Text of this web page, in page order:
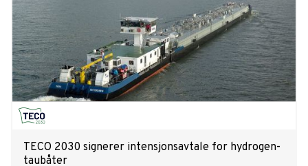
TECO 2030 signerer intensjonsavtale for hydrogen-
taubåter